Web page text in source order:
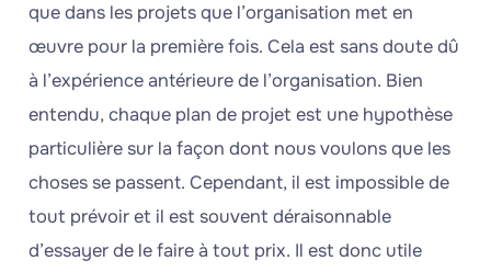
que dans les projets que l’organisation met en
œuvre pour la première fois. Cela est sans doute dû
à l’expérience antérieure de l’organisation. Bien
entendu, chaque plan de projet est une hypothèse
particulière sur la façon dont nous voulons que les
choses se passent. Cependant, il est impossible de
tout prévoir et il est souvent déraisonnable
d’essayer de le faire à tout prix. Il est donc utile